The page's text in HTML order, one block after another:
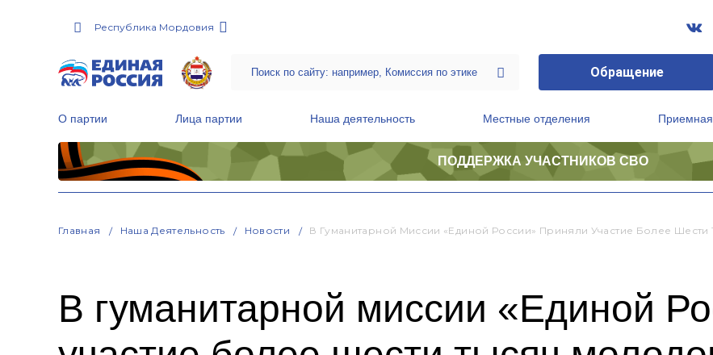
Республика Мордовия
Обращение
О партии Лица партии Наша деятельность Местные отделения Приемная
ПОДДЕРЖКА УЧАСТНИКОВ СВО
Главная Наша Деятельность Новости В Гуманитарной Миссии «Единой России» Приняли Участие Более
В гуманитарной миссии «Единой